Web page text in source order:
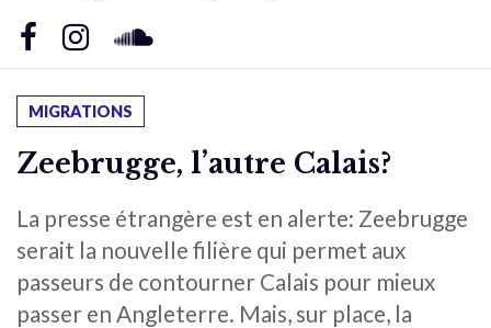
MIGRATIONS
Zeebrugge, l’autre Calais?
La presse étrangère est en alerte: Zeebrugge
serait la nouvelle filière qui permet aux
passeurs de contourner Calais pour mieux
passer en Angleterre. Mais, sur place, la